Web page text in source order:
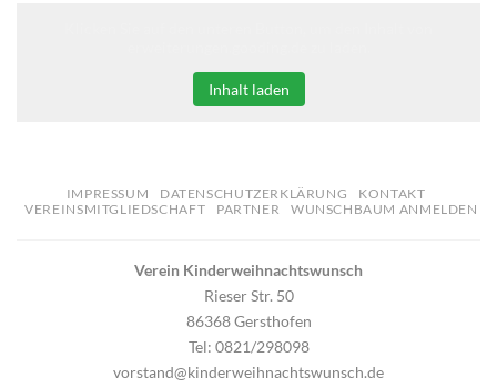
Inhalt laden
IMPRESSUM DATENSCHUTZERKLÄRUNG
KONTAKT
VEREINSMITGLIEDSCHAFT
PARTNER WUNSCHBAUM ANMELDEN
Verein Kinderweihnachtswunsch
Rieser Str. 50
86368 Gersthofen
Tel: 0821/298098
vorstand@kinderweihnachtswunsch.de